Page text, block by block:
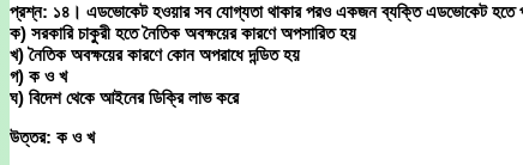
প্রশ্ন: ১৪। এডভোকেট হওয়ার সব যোগ্যতা থাকার পরও একজন ব্যক্তি এডভোকেট হতে
ক) সরকারি চাকুরী হতে নৈতিক অবক্ষয়ের কারণে অপসারিত হয়
খ) নৈতিক অবক্ষয়ের কারণে কোন অপরাধে দন্ডিত হয়
গ) ক ও খ
ঘ) বিদেশ থেকে আইনের ডিক্রি লাভ করে
উত্তর: ক ও খ